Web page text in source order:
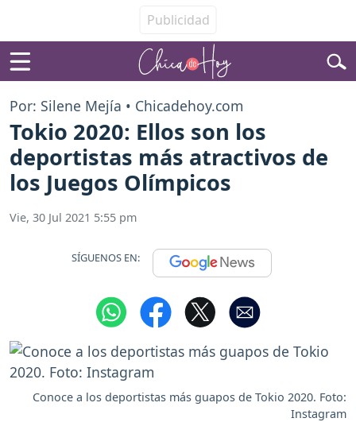
Por: Silene Mejía • Chicadehoy.com
Tokio 2020: Ellos son los
deportistas más atractivos de
los Juegos Olímpicos
Vie, 30 Jul 2021 5:55 pm
SÍGUENOS EN:
Conoce a los deportistas más guapos de Tokio 2020. Foto:
Instagram